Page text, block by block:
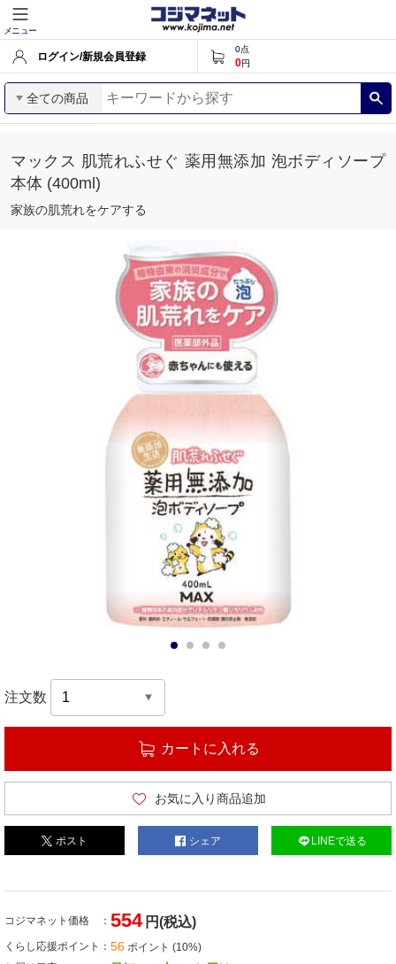
メニュー
ログイン/新規会員登録
0点
0円
全ての商品
マックス 肌荒れふせぐ 薬用無添加 泡ボディソープ
本体 (400ml)
家族の肌荒れをケアする
注文数
カートに入れる
お気に入り商品追加
ポスト シェア LINEで送る
コジマネット価格 554 円(税込)
くらし応援ポイント 56 ポイント (10%)